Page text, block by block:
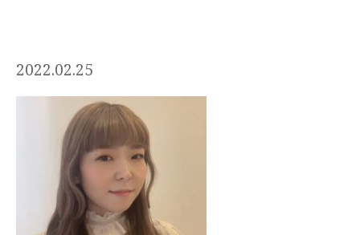
2022.02.25